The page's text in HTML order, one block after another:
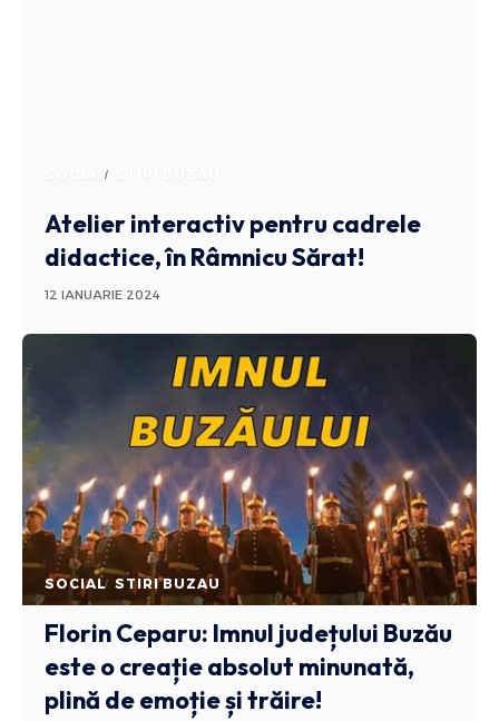
SOCIAL
Atelier interactiv pentru cadrele
didactice, în Râmnicu Sărat!
12 IANUARIE 2024
SOCIAL STIRI BUZAU
Florin Ceparu: Imnul județului Buzău
este o creație absolut minunată,
plină de emoție și trăire!